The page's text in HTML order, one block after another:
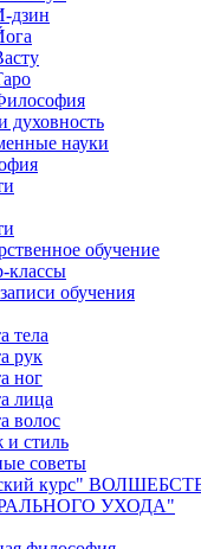
дзин
духовность
науки
обучение
классы
обучения
тела
рук
ног
лица
волос
стиль
советы
курс"
УХОДА"